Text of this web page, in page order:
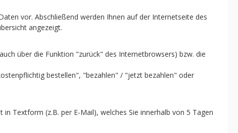
vor. Abschließend werden Ihnen auf der Internetseite des
angezeigt.
über die Funktion "zurück" des Internetbrowsers) bzw. die
bestellen", "bezahlen" / "jetzt bezahlen" oder
Textform (z.B. per E-Mail), welches Sie innerhalb von 5 Tagen